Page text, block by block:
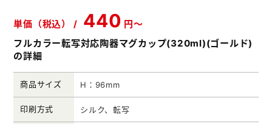
ウェットティッシュ本舗
うちわ本舗
ノベルティグッズ本舗
単価（税込） / 440 円～
フルカラー転写対応陶器マグカップ(320ml)(ゴールド)
の詳細
商品サイズ H：96mm
印刷方式 シルク、転写